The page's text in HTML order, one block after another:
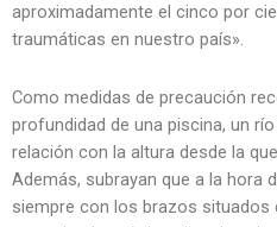
aproximadamente el cinco por
traumáticas en nuestro país».
Como medidas de precaución
profundidad de una piscina, un
relación con la altura desde la
Además, subrayan que a la hora
siempre con los brazos situados